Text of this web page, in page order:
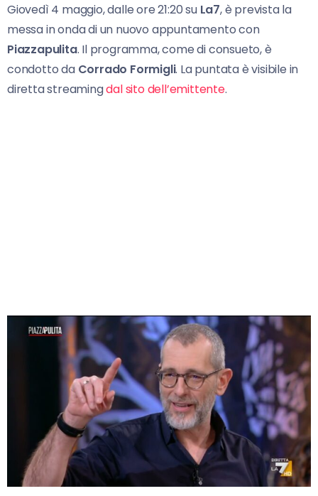
Giovedì 4 maggio, dalle ore 21:20 su La7, è prevista la
messa in onda di un nuovo appuntamento con
Piazzapulita. Il programma, come di consueto, è
condotto da Corrado Formigli. La puntata è visibile in
diretta streamingdal sito dell’emittente.